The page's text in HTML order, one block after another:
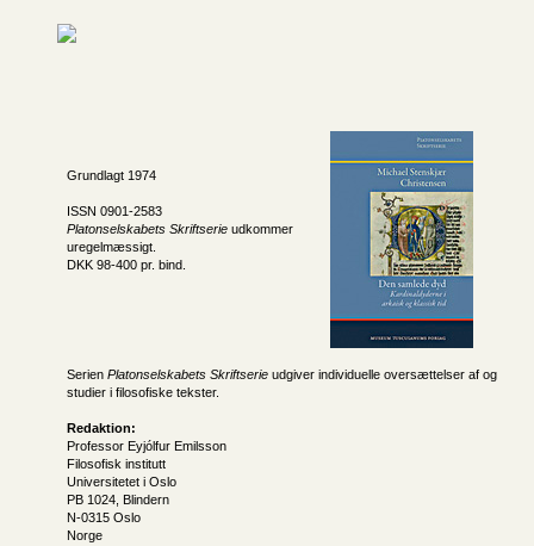
Grundlagt 1974
ISSN 0901-2583
Platonselskabets Skriftserie udkommer
uregelmæssigt.
DKK 98-400 pr. bind.
Serien Platonselskabets Skriftserie udgiver individuelle oversættelser af og
studier i filosofiske tekster.
Redaktion:
Professor Eyjólfur Emilsson
Filosofisk institutt
Universitetet i Oslo
PB 1024, Blindern
N-0315 Oslo
Norge